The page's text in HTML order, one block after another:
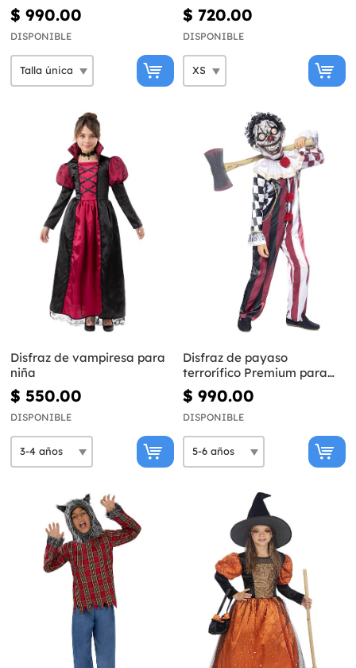
$ 990.00
DISPONIBLE
$ 720.00
DISPONIBLE
Disfraz de vampiresa para
niña
$ 550.00
DISPONIBLE
Disfraz de payaso
terrorífico Premium para
niño
$ 990.00
DISPONIBLE